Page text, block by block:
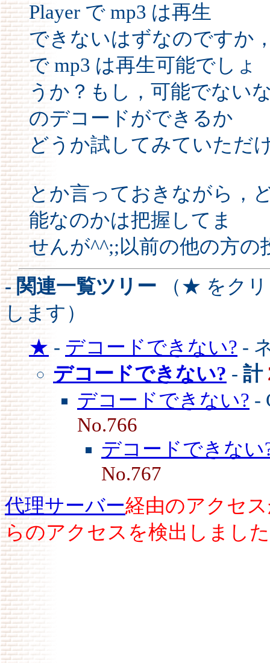
Player で mp3 は再生
できないはずなのですか
で mp3 は再生可能でしょ
うか？もし，可能でない
のデコードができるか
どうか試してみていただ
とか言っておきながら，
能なのかは把握してま
せんが^^;;以前の他の方の
- 関連一覧ツリー （★ をク
します）
★ - デコードできない? -
デコードできない? - 計
デコードできない? -
No.766
デコードできない
No.767
代理サーバー経由のアクセ
らのアクセスを検出しまし